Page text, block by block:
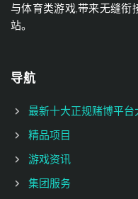
与体育类游戏,带来无缝衔
站。
导航
最新十大正规赌博平台
精品项目
游戏资讯
集团服务